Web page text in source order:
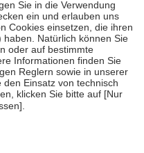
18. Lebensjahr
die von der
um echte Bewertungen